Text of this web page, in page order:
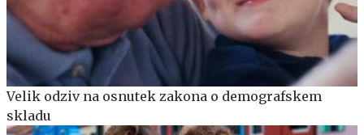
Velik odziv na osnutek zakona o demografskem
skladu